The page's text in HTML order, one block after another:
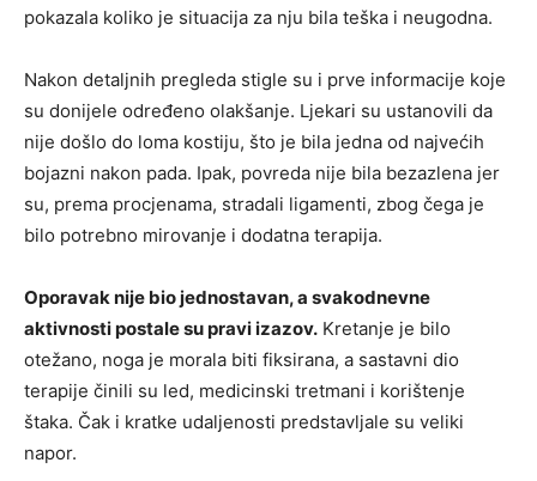
pokazala koliko je situacija za nju bila teška i neugodna.
Nakon detaljnih pregleda stigle su i prve informacije koje
su donijele određeno olakšanje. Ljekari su ustanovili da
nije došlo do loma kostiju, što je bila jedna od najvećih
bojazni nakon pada. Ipak, povreda nije bila bezazlena jer
su, prema procjenama, stradali ligamenti, zbog čega je
bilo potrebno mirovanje i dodatna terapija.
Oporavak nije bio jednostavan, a svakodnevne
aktivnosti postale su pravi izazov. Kretanje je bilo
otežano, noga je morala biti fiksirana, a sastavni dio
terapije činili su led, medicinski tretmani i korištenje
štaka. Čak i kratke udaljenosti predstavljale su veliki
napor.